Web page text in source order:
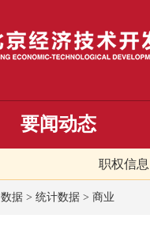
要闻动态
职权信息
数据 > 统计数据 > 商业